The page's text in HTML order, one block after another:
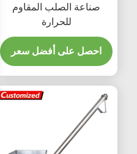
صناعة الصلب المقاوم
للحرارة
احصل على أفضل سعر